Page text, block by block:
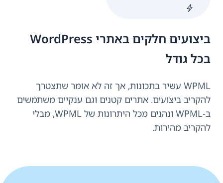
ביצועים חלקים באתרי WordPress
בכל גודל
WPML עשיר בתכונות, אך זה לא אומר שתצטרך
להקריב ביצועים. אתרים קטנים וגם ענקיים משתמשים
ב-WPML ונהנים מכל היתרונות של WPML, מבלי
להקריב מהירות.